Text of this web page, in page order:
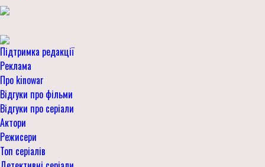
Підтримка редакції
Реклама
Про kinowar
Відгуки про фільми
Відгуки про серіали
Актори
Режисери
Топ серіалів